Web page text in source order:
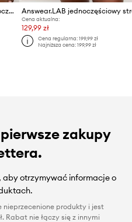
Answear.LAB strój kąpielowy jednoczęściowy damski
Cena aktualna:
129,99 zł
Cena regularna: 199,99 zł
Najniższa cena: 199,99 zł
zakupy
aby otrzymywać informacje o
nieprzecenione produkty i jest
Rabat nie łączy się z innymi